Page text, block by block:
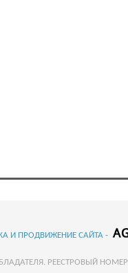
И ПРОДВИЖЕНИЕ САЙТА -
РЕЕСТРОВЫЙ НОМЕР